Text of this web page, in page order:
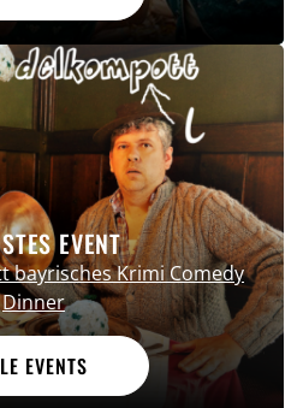
EVENT
bayrisches Krimi Comedy
Dinner
EVENTS